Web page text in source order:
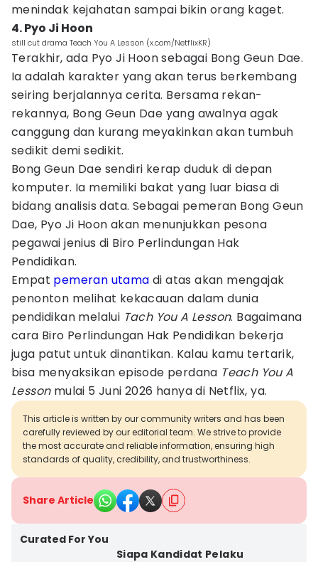
menindak kejahatan sampai bikin orang kaget.
4. Pyo Ji Hoon
still cut drama Teach You A Lesson (x.com/NetflixKR)
Terakhir, ada Pyo Ji Hoon sebagai Bong Geun Dae.
Ia adalah karakter yang akan terus berkembang
seiring berjalannya cerita. Bersama rekan-
rekannya, Bong Geun Dae yang awalnya agak
canggung dan kurang meyakinkan akan tumbuh
sedikit demi sedikit.
Bong Geun Dae sendiri kerap duduk di depan
komputer. Ia memiliki bakat yang luar biasa di
bidang analisis data. Sebagai pemeran Bong Geun
Dae, Pyo Ji Hoon akan menunjukkan pesona
pegawai jenius di Biro Perlindungan Hak
Pendidikan.
Empat pemeran utama di atas akan mengajak
penonton melihat kekacauan dalam dunia
pendidikan melalui Tach You A Lesson. Bagaimana
cara Biro Perlindungan Hak Pendidikan bekerja
juga patut untuk dinantikan. Kalau kamu tertarik,
bisa menyaksikan episode perdana Teach You A
Lesson mulai 5 Juni 2026 hanya di Netflix, ya.
This article is written by our community writers and has been
carefully reviewed by our editorial team. We strive to provide
the most accurate and reliable information, ensuring high
standards of quality, credibility, and trustworthiness.
Share Article
Curated For You
Siapa Kandidat Pelaku